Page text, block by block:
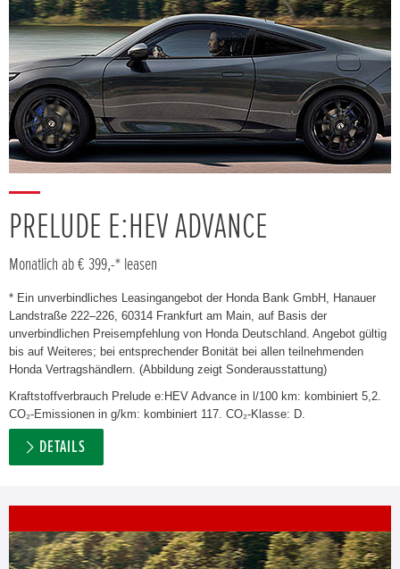
PRELUDE E:HEV ADVANCE
Monatlich ab € 399,-* leasen
* Ein unverbindliches Leasingangebot der Honda Bank GmbH, Hanauer
Landstraße 222–226, 60314 Frankfurt am Main, auf Basis der
unverbindlichen Preisempfehlung von Honda Deutschland. Angebot gültig
bis auf Weiteres; bei entsprechender Bonität bei allen teilnehmenden
Honda Vertragshändlern. (Abbildung zeigt Sonderausstattung)
Kraftstoffverbrauch Prelude e:HEV Advance in l/100 km: kombiniert 5,2.
CO₂-Emissionen in g/km: kombiniert 117. CO₂-Klasse: D.
DETAILS